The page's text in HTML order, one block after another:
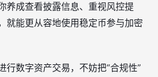
养成查看披露信息、重视风控提
就能更从容地使用稳定币参与加密
行数字资产交易，不妨把“合规性”